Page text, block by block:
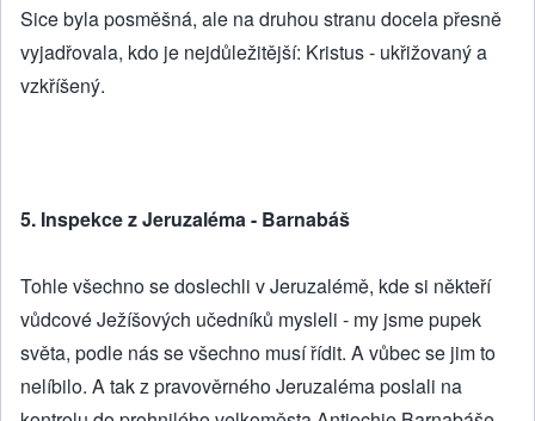
Sice byla posměšná, ale na druhou stranu docela přesně
vyjadřovala, kdo je nejdůležitější: Kristus - ukřižovaný a
vzkříšený.
5. Inspekce z Jeruzaléma - Barnabáš
Tohle všechno se doslechli v Jeruzalémě, kde si někteří
vůdcové Ježíšových učedníků mysleli - my jsme pupek
světa, podle nás se všechno musí řídit. A vůbec se jim to
nelíbilo. A tak z pravověrného Jeruzaléma poslali na